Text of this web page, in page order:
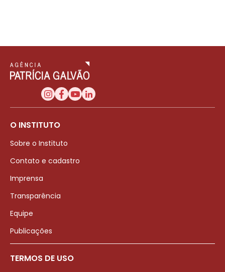
O INSTITUTO
Sobre o Instituto
Contato e cadastro
Imprensa
Transparência
Equipe
Publicações
TERMOS DE USO